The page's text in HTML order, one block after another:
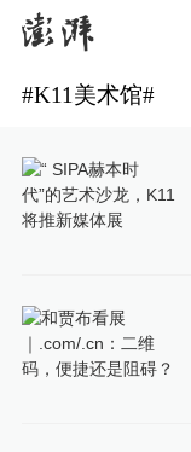
#K11美术馆#